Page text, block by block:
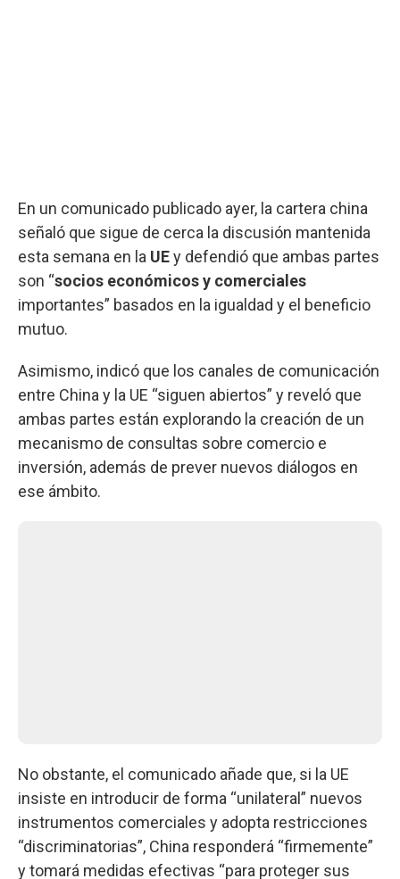
En un comunicado publicado ayer, la cartera china
señaló que sigue de cerca la discusión mantenida
esta semana en la UEy defendió que ambas partes
son “socios económicos y comerciales
importantes” basados en la igualdad y el beneficio
mutuo.
Asimismo, indicó que los canales de comunicación
entre China y la UE “siguen abiertos” y reveló que
ambas partes están explorando la creación de un
mecanismo de consultas sobre comercio e
inversión, además de prever nuevos diálogos en
ese ámbito.
No obstante, el comunicado añade que, si la UE
insiste en introducir de forma “unilateral” nuevos
instrumentos comerciales y adopta restricciones
“discriminatorias”, China responderá “firmemente”
y tomará medidas efectivas “para proteger sus